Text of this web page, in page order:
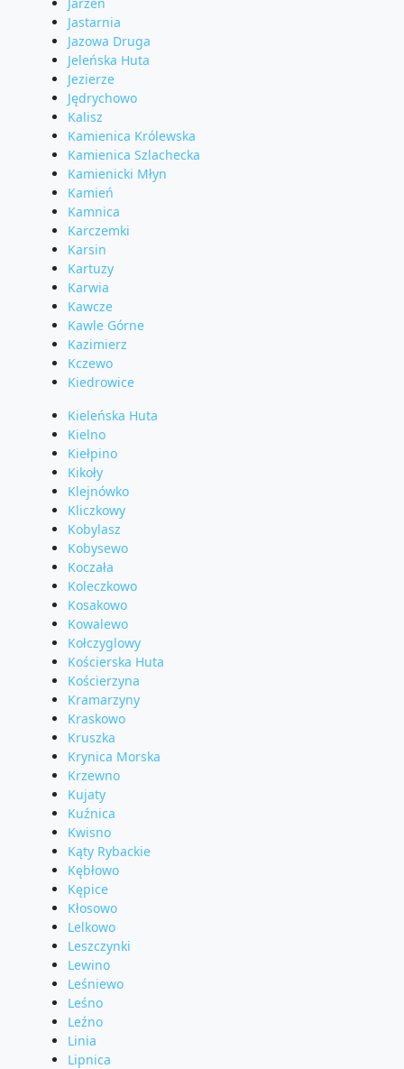
Jastarnia
Jazowa Druga
Jeleńska Huta
Jezierze
Jędrychowo
Kalisz
Kamienica Królewska
Kamienica Szlachecka
Kamienicki Młyn
Kamień
Kamnica
Karczemki
Karsin
Kartuzy
Karwia
Kawcze
Kawle Górne
Kazimierz
Kczewo
Kiedrowice
Kieleńska Huta
Kielno
Kiełpino
Kikoły
Klejnówko
Kliczkowy
Kobylasz
Kobysewo
Koczała
Koleczkowo
Kosakowo
Kowalewo
Kołczyglowy
Kościerska Huta
Kościerzyna
Kramarzyny
Kraskowo
Kruszka
Krynica Morska
Krzewno
Kujaty
Kuźnica
Kwisno
Kąty Rybackie
Kębłowo
Kępice
Kłosowo
Lelkowo
Leszczynki
Lewino
Leśniewo
Leśno
Leźno
Linia
Lipnica